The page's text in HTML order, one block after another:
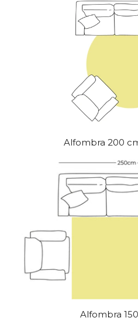
Alfombra 200
Alfombra